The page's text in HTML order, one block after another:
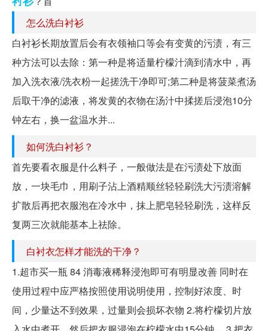
怎么洗白衬衫
白衬衫长期放置后会有衣领袖口等会有变黄的污渍，有三
种方法可以去除：第一种是将适量柠檬汁滴到清水中，再
加入洗衣液/洗衣粉一起搓洗干净即可;第二种是将菠菜煮汤
后取干净的滤液，将发黄的衣物在汤汁中揉搓后浸泡10分
钟左右，换一盆温水并...
如何洗白衬衫？
首先要看衣服是什么料子，一般做法是在污渍处下放面
放，一块毛巾，用刷子沾上酒精顺丝轻轻刷洗大污渍溶解
扩散后再把衣服泡在冷水中，抹上肥皂轻轻刷洗，这样反
复两三次就能基本上祛除。
白衬衣怎样才能洗的干净？
1.超市买一瓶 84 消毒液稀释浸泡即可有明显改善 同时在
使用过程中应严格按照使用说明使用，控制好浓度、时
间，少量达不到效果，过量则会损坏衣物 2.将柠檬切片放